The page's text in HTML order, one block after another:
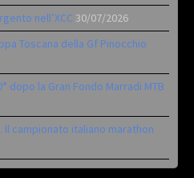
nell’XCC 30/07/2026
Toscana della Gf Pinocchio
dopo la Gran Fondo Marradi MTB
Il campionato italiano marathon